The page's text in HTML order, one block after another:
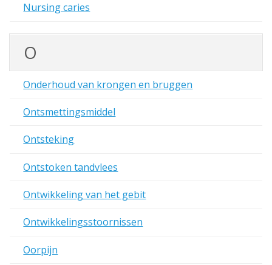
Nursing caries
O
Onderhoud van krongen en bruggen
Ontsmettingsmiddel
Ontsteking
Ontstoken tandvlees
Ontwikkeling van het gebit
Ontwikkelingsstoornissen
Oorpijn